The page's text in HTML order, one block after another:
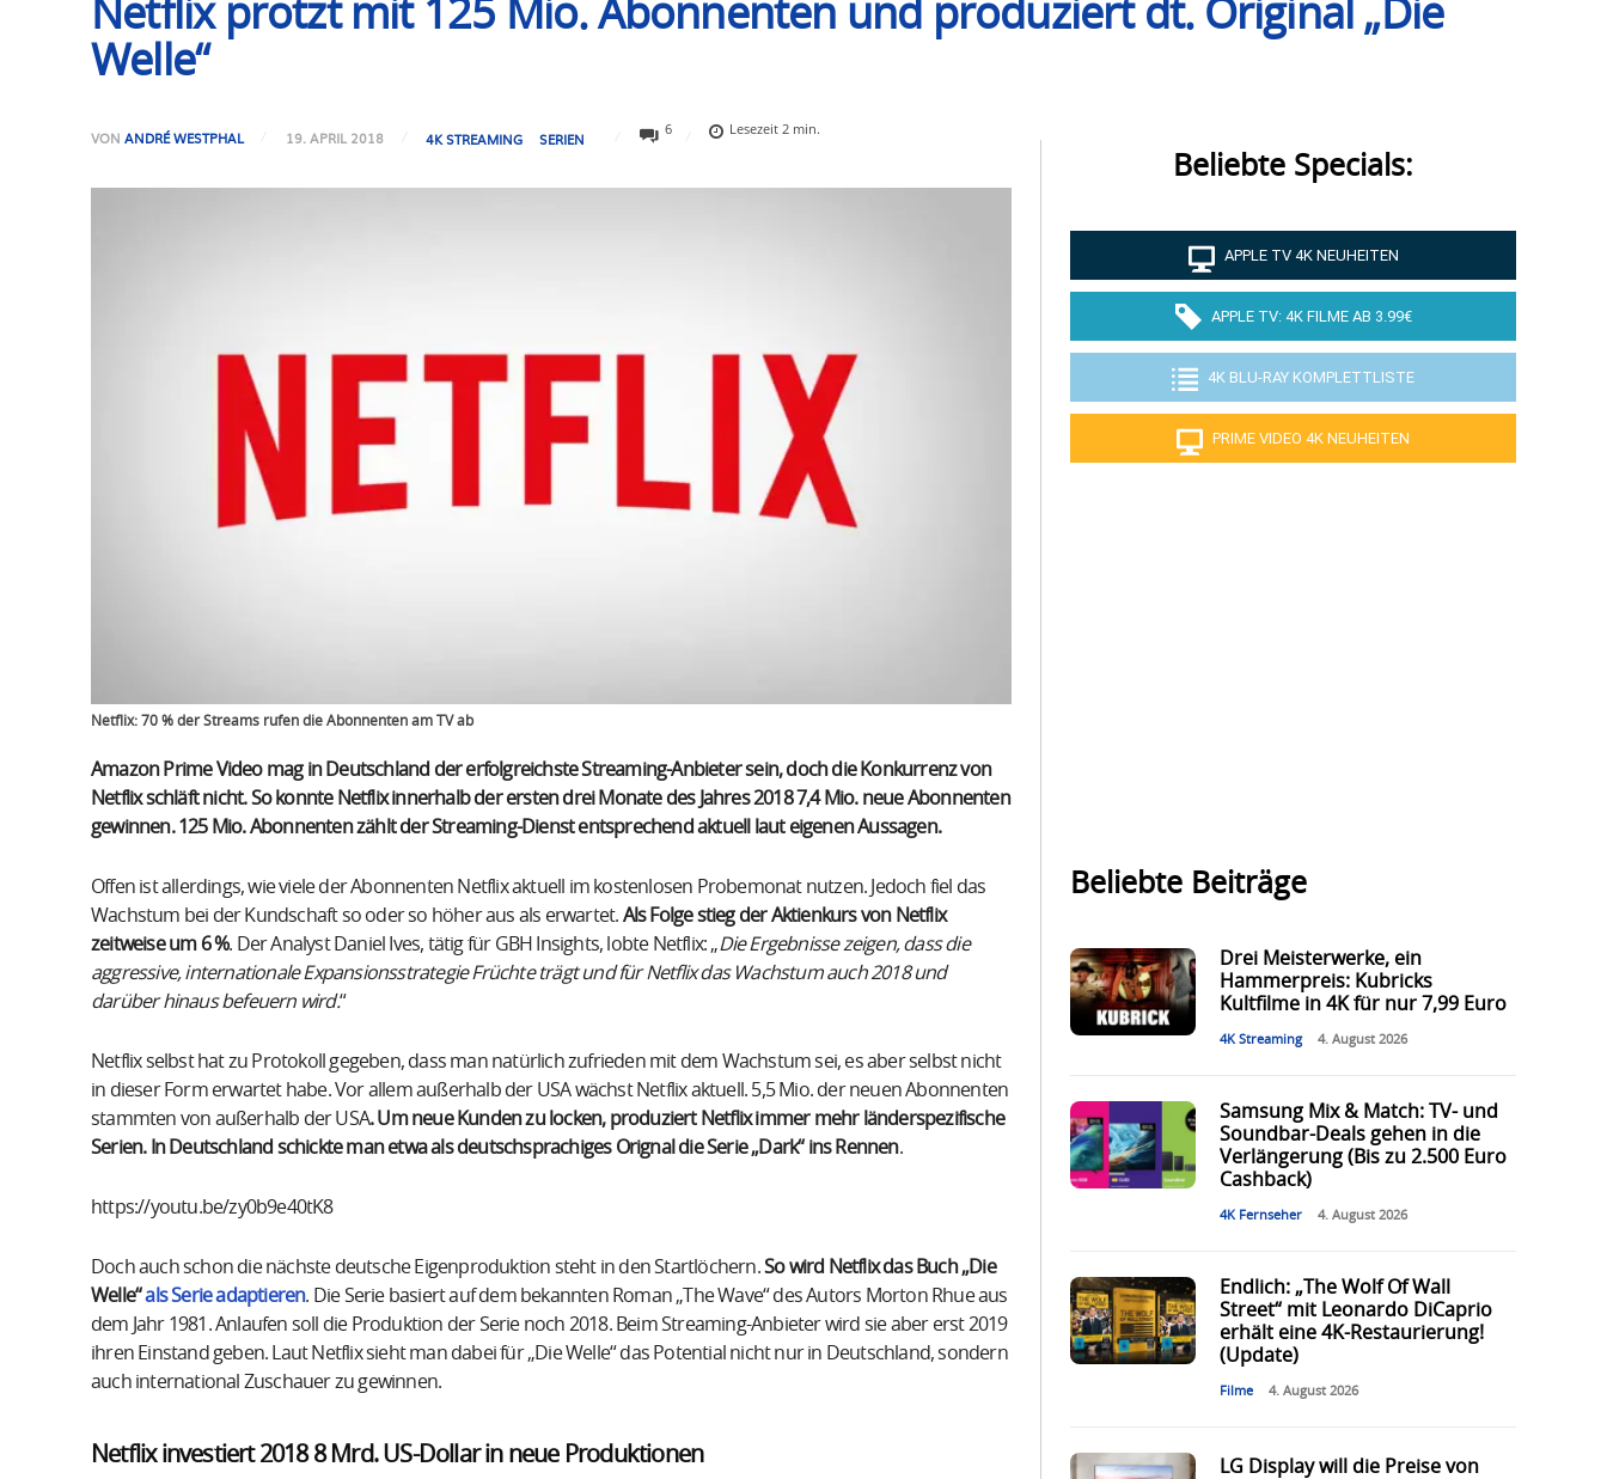
Netflix protzt mit 125 Mio. Abonnenten und produziert dt. Original „Die
Welle“
VON ANDRÉ WESTPHAL 19. APRIL 2018 4K STREAMING SERIEN
6 Lesezeit2 min.
Netflix: 70 % der Streams rufen die Abonnenten am TV ab
Amazon Prime Video mag in Deutschland der erfolgreichste Streaming-Anbieter sein, doch die Konkurrenz von
Netflix schläft nicht. So konnte Netflix innerhalb der ersten drei Monate des Jahres 2018 7,4 Mio. neue Abonnenten
gewinnen. 125 Mio. Abonnenten zählt der Streaming-Dienst entsprechend aktuell laut eigenen Aussagen.
Offen ist allerdings, wie viele der Abonnenten Netflix aktuell im kostenlosen Probemonat nutzen. Jedoch fiel das
Wachstum bei der Kundschaft so oder so höher aus als erwartet. Als Folge stieg der Aktienkurs von Netflix
zeitweise um 6 %. Der Analyst Daniel Ives, tätig für GBH Insights, lobte Netflix: „Die Ergebnisse zeigen, dass die
aggressive, internationale Expansionsstrategie Früchte trägt und für Netflix das Wachstum auch 2018 und
darüber hinaus befeuern wird.“
Netflix selbst hat zu Protokoll gegeben, dass man natürlich zufrieden mit dem Wachstum sei, es aber selbst nicht
in dieser Form erwartet habe. Vor allem außerhalb der USA wächst Netflix aktuell. 5,5 Mio. der neuen Abonnenten
stammten von außerhalb der USA. Um neue Kunden zu locken, produziert Netflix immer mehr länderspezifische
Serien. In Deutschland schickte man etwa als deutschsprachiges Orignal die Serie „Dark“ ins Rennen.
https://youtu.be/zy0b9e40tK8
Doch auch schon die nächste deutsche Eigenproduktion steht in den Startlöchern.So wird Netflix das Buch „Die
Welle“als Serie adaptieren. Die Serie basiert auf dem bekannten Roman „The Wave“ des Autors Morton Rhue aus
dem Jahr 1981. Anlaufen soll die Produktion der Serie noch 2018. Beim Streaming-Anbieter wird sie aber erst 2019
ihren Einstand geben. Laut Netflix sieht man dabei für „Die Welle“ das Potential nicht nur in Deutschland, sondern
auch international Zuschauer zu gewinnen.
Netflix investiert 2018 8 Mrd. US-Dollar in neue Produktionen
Beliebte Specials:
APPLE TV 4K NEUHEITEN
APPLE TV: 4K FILME AB 3.99€
4K BLU-RAY KOMPLETTLISTE
PRIME VIDEO 4K NEUHEITEN
Beliebte Beiträge
Drei Meisterwerke, ein
Hammerpreis: Kubricks
Kultfilme in 4K für nur 7,99 Euro
4K Streaming 4. August 2026
Samsung Mix & Match: TV- und
Soundbar-Deals gehen in die
Verlängerung (Bis zu 2.500 Euro
Cashback)
4K Fernseher 4. August 2026
Endlich: „The Wolf Of Wall
Street“ mit Leonardo DiCaprio
erhält eine 4K-Restaurierung!
(Update)
Filme 4. August 2026
LG Display will die Preise von